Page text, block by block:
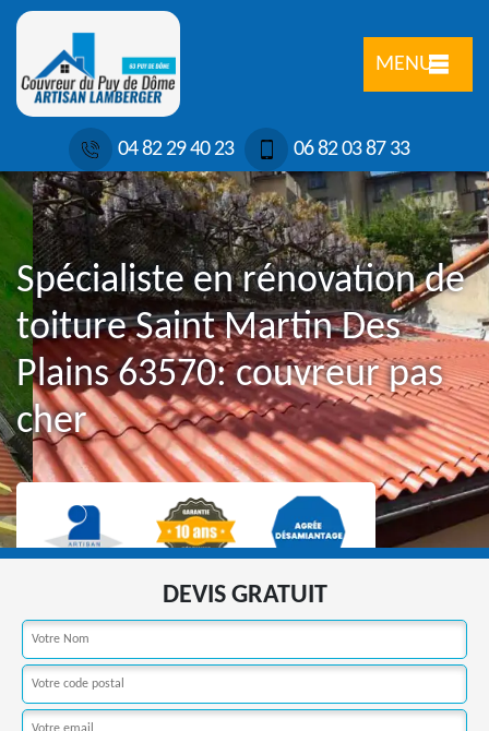
MENU
04 82 29 40 23 06 82 03 87 33
Spécialiste en rénovation de
toiture Saint Martin Des
Plains 63570: couvreur pas
cher
DEVIS GRATUIT